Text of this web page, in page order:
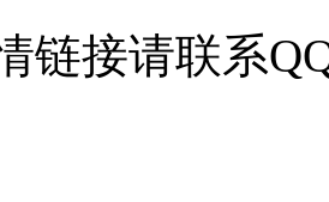
链接请联系